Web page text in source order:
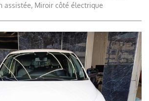
assistée, Miroir côté électrique